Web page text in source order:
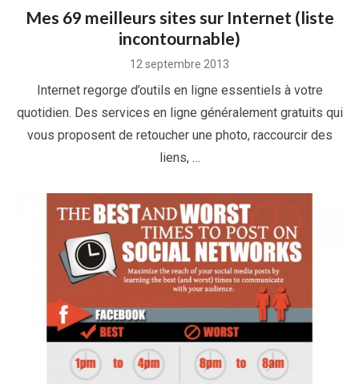
Mes 69 meilleurs sites sur Internet (liste
incontournable)
Posted
12 septembre 2013
Internet regorge d’outils en ligne essentiels à votre
quotidien. Des services en ligne généralement gratuits qui
vous proposent de retoucher une photo, raccourcir des
liens, …